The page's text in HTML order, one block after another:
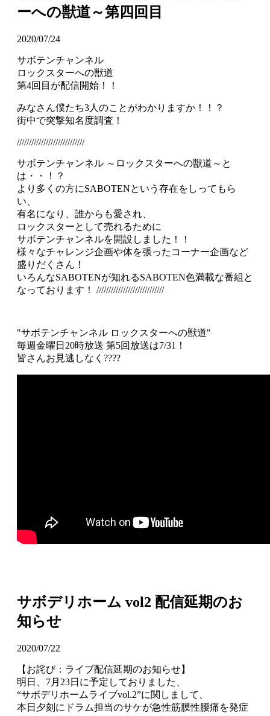
ーへの獣道～第四回目
2020/07/24
サボテンチャンネル
ロックスターへの獣道
第4回目が配信開始！！
みなさん僕たち3人のことがわかりますか！！？
街中で突撃知名度調査！
////////////////////////////
サボテンチャンネル ～ロックスターへの獣道～と
は・・！？
より多くの方にSABOTENという存在をしってもら
い、
有名になり、誰からも愛され、
ロックスターとして売れるために
サボテンチャンネルを開設しました！！
様々なチャレンジ企画や体を張ったコーナー企画など
盛りだくさん！
いろんなSABOTENが知れるSABOTEN色満載な番組と
なっております！ ////////////////////////////
"サボテンチャンネル ロックスターへの獣道"
毎週金曜日20時放送 第5回放送は7/31！
皆さんお見逃しなく????
サボデリホーム vol2 配信延期のお
知らせ
2020/07/22
【お詫び：ライブ配信延期のお知らせ】
明日、7月23日に予定しておりました、
“サボデリホームライブvol.2”に関しまして、
本日夕刻にドラム担当のサケが急性筋膜性腰痛を発症